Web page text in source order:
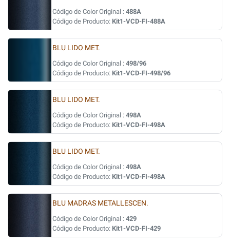
Código de Color Original : 488A
Código de Producto: Kit1-VCD-FI-488A
BLU LIDO MET.
Código de Color Original : 498/96
Código de Producto: Kit1-VCD-FI-498/96
BLU LIDO MET.
Código de Color Original : 498A
Código de Producto: Kit1-VCD-FI-498A
BLU LIDO MET.
Código de Color Original : 498A
Código de Producto: Kit1-VCD-FI-498A
BLU MADRAS METALLESCEN.
Código de Color Original : 429
Código de Producto: Kit1-VCD-FI-429